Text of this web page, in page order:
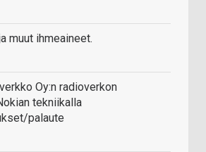
muut ihmeaineet.
Oy:n radioverkon
tekniikalla
palaute